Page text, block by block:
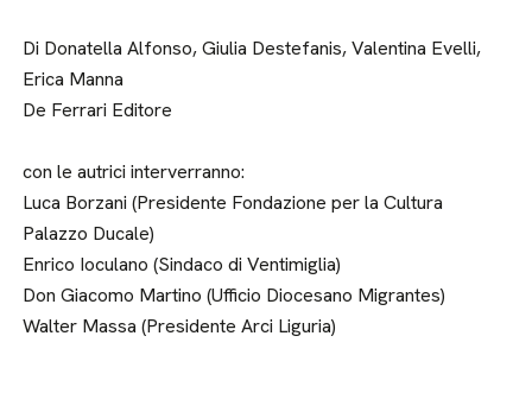
Di Donatella Alfonso, Giulia Destefanis, Valentina Evelli,
Erica Manna
De Ferrari Editore
con le autrici interverranno:
Luca Borzani (Presidente Fondazione per la Cultura
Palazzo Ducale)
Enrico Ioculano (Sindaco di Ventimiglia)
Don Giacomo Martino (Ufficio Diocesano Migrantes)
Walter Massa (Presidente Arci Liguria)